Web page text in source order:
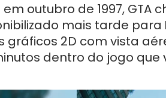
outubro de 1997, GTA
mais tarde para
gráficos 2D com vista
dentro do jogo